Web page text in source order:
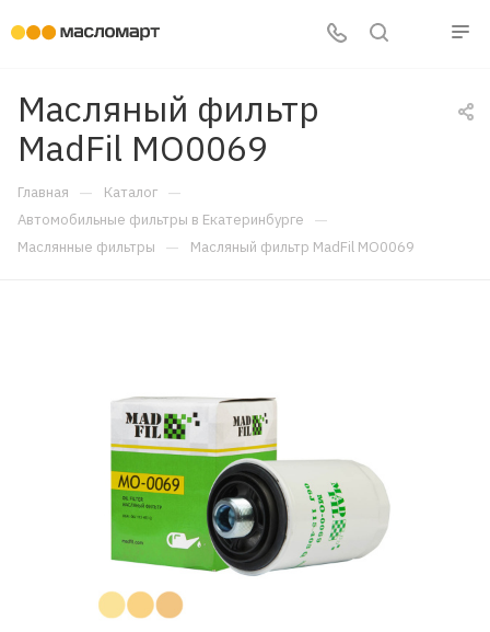
Масляный фильтр
MadFil MO0069
Главная — Каталог —
Автомобильные фильтры в Екатеринбурге —
Маслянные фильтры — Масляный фильтр MadFil MO0069